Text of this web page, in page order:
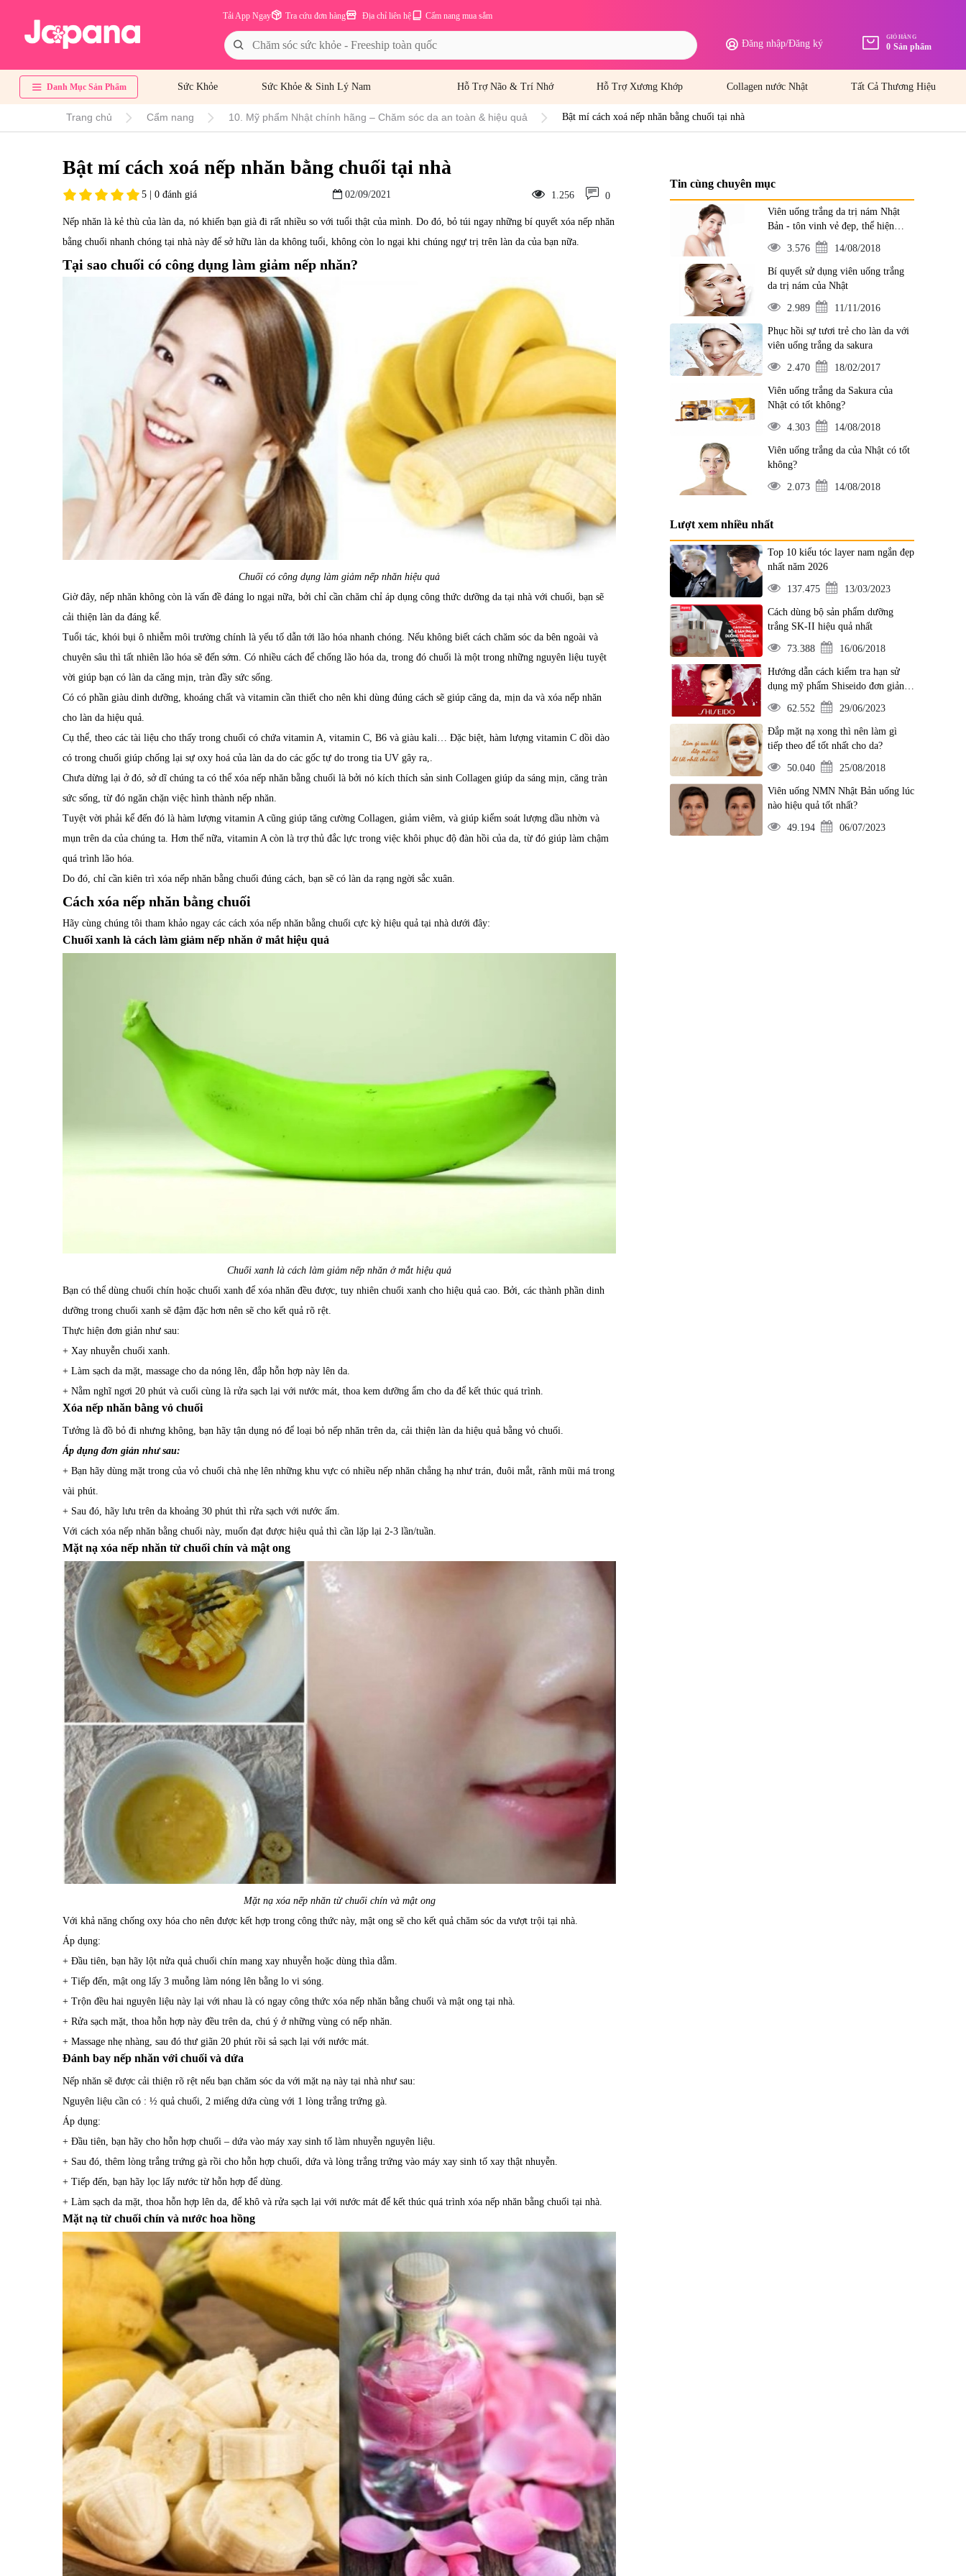
Cẩm nang mua sắm
Địa chỉ liên hệ
Tra cứu đơn hàng
Tải App Ngay
Đăng nhập/Đăng ký
GIỎ HÀNG
0 Sản phẩm
Danh Mục Sản Phẩm Sức Khỏe Sức Khỏe & Sinh Lý Nam Hỗ Trợ Não & Trí Nhớ Hỗ Trợ Xương Khớp Collagen nước Nhật Tất Cả Thương Hiệu
Trang chủ Cẩm nang 10. Mỹ phẩm Nhật chính hãng – Chăm sóc da an toàn & hiệu quả Bật mí cách xoá nếp nhăn bằng chuối tại nhà
Bật mí cách xoá nếp nhăn bằng chuối tại nhà
5 | 0 đánh giá 02/09/2021 1.256 0
Nếp nhăn là kẻ thù của làn da, nó khiến bạn già đi rất nhiều so với tuổi thật của mình. Do đó, bỏ túi ngay những bí quyết xóa nếp nhăn
bằng chuối nhanh chóng tại nhà này để sở hữu làn da không tuổi, không còn lo ngại khi chúng ngự trị trên làn da của bạn nữa.
Tại sao chuối có công dụng làm giảm nếp nhăn?
Chuối có công dụng làm giảm nếp nhăn hiệu quả
Giờ đây, nếp nhăn không còn là vấn đề đáng lo ngại nữa, bởi chỉ cần chăm chỉ áp dụng công thức dưỡng da tại nhà với chuối, bạn sẽ
cải thiện làn da đáng kể.
Tuổi tác, khói bụi ô nhiễm môi trường chính là yếu tố dẫn tới lão hóa nhanh chóng. Nếu không biết cách chăm sóc da bên ngoài và
chuyên sâu thì tất nhiên lão hóa sẽ đến sớm. Có nhiều cách để chống lão hóa da, trong đó chuối là một trong những nguyên liệu tuyệt
vời giúp bạn có làn da căng mịn, tràn đầy sức sống.
Có có phần giàu dinh dưỡng, khoáng chất và vitamin cần thiết cho nên khi dùng đúng cách sẽ giúp căng da, mịn da và xóa nếp nhăn
cho làn da hiệu quả.
Cụ thể, theo các tài liệu cho thấy trong chuối có chứa vitamin A, vitamin C, B6 và giàu kali… Đặc biệt, hàm lượng vitamin C dồi dào
có trong chuối giúp chống lại sự oxy hoá của làn da do các gốc tự do trong tia UV gây ra,.
Chưa dừng lại ở đó, sở dĩ chúng ta có thể xóa nếp nhăn bằng chuối là bởi nó kích thích sản sinh Collagen giúp da sáng mịn, căng tràn
sức sống, từ đó ngăn chặn việc hình thành nếp nhăn.
Tuyệt vời phải kể đến đó là hàm lượng vitamin A cũng giúp tăng cường Collagen, giảm viêm, và giúp kiểm soát lượng dầu nhờn và
mụn trên da của chúng ta. Hơn thế nữa, vitamin A còn là trợ thủ đắc lực trong việc khôi phục độ đàn hồi của da, từ đó giúp làm chậm
quá trình lão hóa.
Do đó, chỉ cần kiên trì xóa nếp nhăn bằng chuối đúng cách, bạn sẽ có làn da rạng ngời sắc xuân.
Cách xóa nếp nhăn bằng chuối
Hãy cùng chúng tôi tham khảo ngay các cách xóa nếp nhăn bằng chuối cực kỳ hiệu quả tại nhà dưới đây:
Chuối xanh là cách làm giảm nếp nhăn ở mắt hiệu quả
Chuối xanh là cách làm giảm nếp nhăn ở mắt hiệu quả
Bạn có thể dùng chuối chín hoặc chuối xanh để xóa nhăn đều được, tuy nhiên chuối xanh cho hiệu quả cao. Bởi, các thành phần dinh
dưỡng trong chuối xanh sẽ đậm đặc hơn nên sẽ cho kết quả rõ rệt.
Thực hiện đơn giản như sau:
+ Xay nhuyễn chuối xanh.
+ Làm sạch da mặt, massage cho da nóng lên, đắp hỗn hợp này lên da.
+ Nằm nghĩ ngơi 20 phút và cuối cùng là rửa sạch lại với nước mát, thoa kem dưỡng ẩm cho da để kết thúc quá trình.
Xóa nếp nhăn bằng vỏ chuối
Tưởng là đồ bỏ đi nhưng không, bạn hãy tận dụng nó để loại bỏ nếp nhăn trên da, cải thiện làn da hiệu quả bằng vỏ chuối.
Áp dụng đơn giản như sau:
+ Bạn hãy dùng mặt trong của vỏ chuối chà nhẹ lên những khu vực có nhiều nếp nhăn chẳng hạ như trán, đuôi mắt, rãnh mũi má trong
vài phút.
+ Sau đó, hãy lưu trên da khoảng 30 phút thì rửa sạch với nước ấm.
Với cách xóa nếp nhăn bằng chuối này, muốn đạt được hiệu quả thì cần lặp lại 2-3 lần/tuần.
Mặt nạ xóa nếp nhăn từ chuối chín và mật ong
Mặt nạ xóa nếp nhăn từ chuối chín và mật ong
Với khả năng chống oxy hóa cho nên được kết hợp trong công thức này, mật ong sẽ cho kết quả chăm sóc da vượt trội tại nhà.
Áp dụng:
+ Đầu tiên, bạn hãy lột nửa quả chuối chín mang xay nhuyễn hoặc dùng thìa dằm.
+ Tiếp đến, mật ong lấy 3 muỗng làm nóng lên bằng lo vi sóng.
+ Trộn đều hai nguyên liệu này lại với nhau là có ngay công thức xóa nếp nhăn bằng chuối và mật ong tại nhà.
+ Rửa sạch mặt, thoa hỗn hợp này đều trên da, chú ý ở những vùng có nếp nhăn.
+ Massage nhẹ nhàng, sau đó thư giãn 20 phút rồi sả sạch lại với nước mát.
Đánh bay nếp nhăn với chuối và dứa
Nếp nhăn sẽ được cải thiện rõ rệt nếu bạn chăm sóc da với mặt nạ này tại nhà như sau:
Nguyên liệu cần có : ½ quả chuối, 2 miếng dứa cùng với 1 lòng trắng trứng gà.
Áp dụng:
+ Đầu tiên, bạn hãy cho hỗn hợp chuối – dứa vào máy xay sinh tố làm nhuyễn nguyên liệu.
+ Sau đó, thêm lòng trắng trứng gà rồi cho hỗn hợp chuối, dứa và lòng trắng trứng vào máy xay sinh tố xay thật nhuyễn.
+ Tiếp đến, bạn hãy lọc lấy nước từ hỗn hợp để dùng.
+ Làm sạch da mặt, thoa hỗn hợp lên da, để khô và rửa sạch lại với nước mát để kết thúc quá trình xóa nếp nhăn bằng chuối tại nhà.
Mặt nạ từ chuối chín và nước hoa hồng
Tin cùng chuyên mục
Viên uống trắng da trị nám Nhật
Bản - tôn vinh vẻ đẹp, thể hiện
đẳng cấp
3.576 14/08/2018
Bí quyết sử dụng viên uống trắng
da trị nám của Nhật
2.989 11/11/2016
Phục hồi sự tươi trẻ cho làn da với
viên uống trắng da sakura
2.470 18/02/2017
Viên uống trắng da Sakura của
Nhật có tốt không?
4.303 14/08/2018
Viên uống trắng da của Nhật có tốt
không?
2.073 14/08/2018
Lượt xem nhiều nhất
Top 10 kiểu tóc layer nam ngắn đẹp
nhất năm 2026
137.475 13/03/2023
Cách dùng bộ sản phẩm dưỡng
trắng SK-II hiệu quả nhất
73.388 16/06/2018
Hướng dẫn cách kiểm tra hạn sử
dụng mỹ phẩm Shiseido đơn giản
nhất
62.552 29/06/2023
Đắp mặt nạ xong thì nên làm gì
tiếp theo để tốt nhất cho da?
50.040 25/08/2018
Viên uống NMN Nhật Bản uống lúc
nào hiệu quả tốt nhất?
49.194 06/07/2023